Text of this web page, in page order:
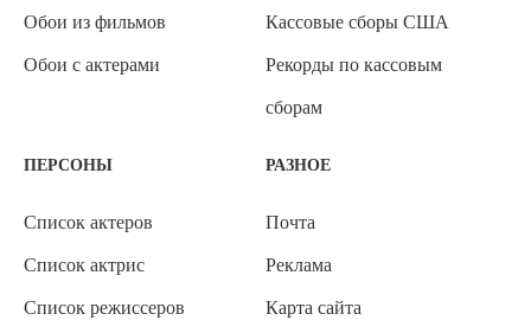
Обои из фильмов
Обои с актерами
Кассовые сборы США
Рекорды по кассовым
сборам
ПЕРСОНЫ
Список актеров
Список актрис
Список режиссеров
РАЗНОЕ
Почта
Реклама
Карта сайта